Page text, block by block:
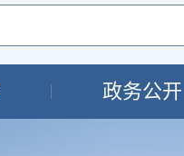
政务公开